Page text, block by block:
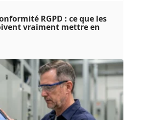
RGPD : ce que les
vraiment mettre en